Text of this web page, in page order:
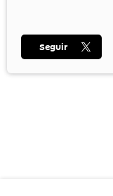
Seguir